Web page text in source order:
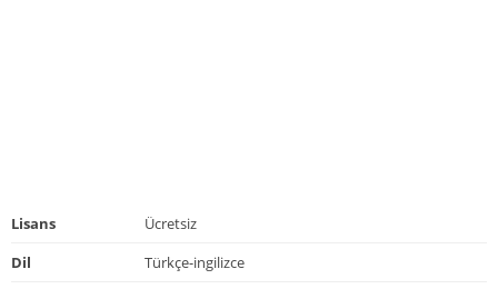
Lisans
Ücretsiz
Dil
Türkçe-ingilizce